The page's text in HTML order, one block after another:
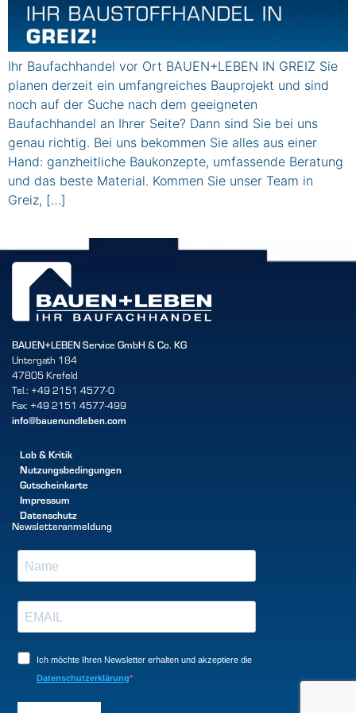
Ihr Baufachhandel vor Ort BAUEN+LEBEN IN GREIZ Sie
planen derzeit ein umfangreiches Bauprojekt und sind
noch auf der Suche nach dem geeigneten
Baufachhandel an Ihrer Seite? Dann sind Sie bei uns
genau richtig. Bei uns bekommen Sie alles aus einer
Hand: ganzheitliche Baukonzepte, umfassende Beratung
und das beste Material. Kommen Sie unser Team in
Greiz, […]
BAUEN+LEBEN Service GmbH & Co. KG
Untergath 184
47805 Krefeld
Tel.: +49 2151 4577-0
Fax: +49 2151 4577-499
info@bauenundleben.com
Lob & Kritik
Nutzungsbedingungen
Gutscheinkarte
Impressum
Datenschutz
Newsletteranmeldung
Ich möchte Ihren Newsletter erhalten und akzeptiere die
Datenschutzerklärung